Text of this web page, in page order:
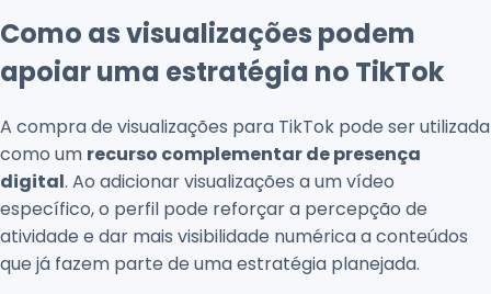
Como as visualizações podem
apoiar uma estratégia no TikTok
A compra de visualizações para TikTok pode ser utilizada
como um recurso complementar de presença
digital. Ao adicionar visualizações a um vídeo
específico, o perfil pode reforçar a percepção de
atividade e dar mais visibilidade numérica a conteúdos
que já fazem parte de uma estratégia planejada.